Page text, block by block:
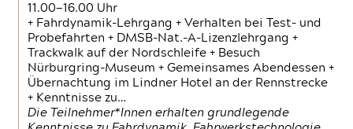
11.00—16.00 Uhr
+ Fahrdynamik-Lehrgang + Verhalten bei Test- und
Probefahrten + DMSB-Nat.-A-Lizenzlehrgang +
Trackwalk auf der Nordschleife + Besuch
Nürburgring-Museum + Gemeinsames Abendessen +
Übernachtung im Lindner Hotel an der Rennstrecke
+ Kenntnisse zu…
Die Teilnehmer*Innen erhalten grundlegende